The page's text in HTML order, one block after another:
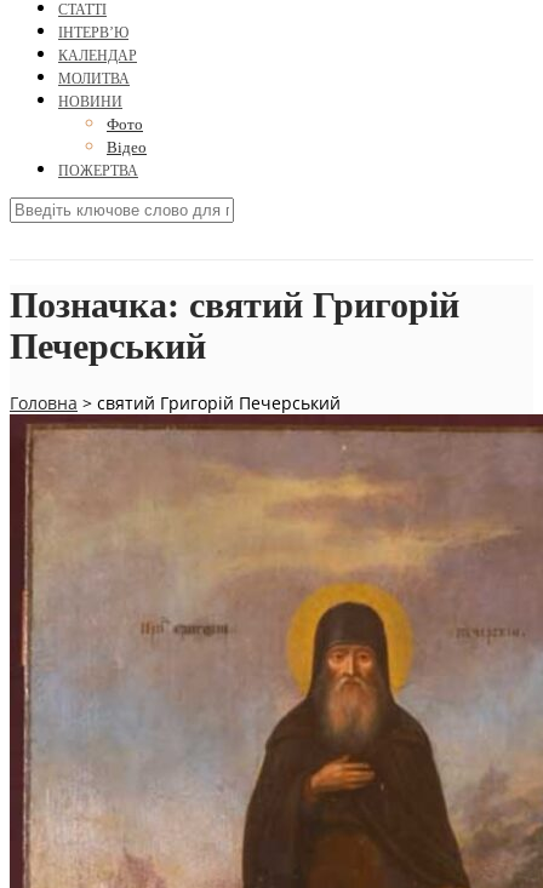
СТАТТІ
ІНТЕРВ’Ю
КАЛЕНДАР
МОЛИТВА
НОВИНИ
Фото
Відео
ПОЖЕРТВА
Позначка: святий Григорій
Печерський
Головна > святий Григорій Печерський